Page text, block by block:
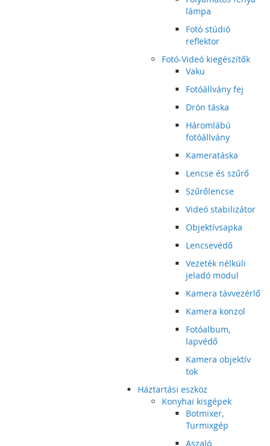
lámpa
Fotó stúdió
reflektor
Fotó-Videó kiegészítők
Vaku
Fotóállvány fej
Drón táska
Háromlábú
fotóállvány
Kameratáska
Lencse és szűrő
Szűrőlencse
Videó stabilizátor
Objektívsapka
Lencsevédő
Vezeték nélküli
jeladó modul
Kamera távvezérlő
Kamera konzol
Fotóalbum,
lapvédő
Kamera objektív
tok
Háztartási eszköz
Konyhai kisgépek
Botmixer,
Turmixgép
Aszaló